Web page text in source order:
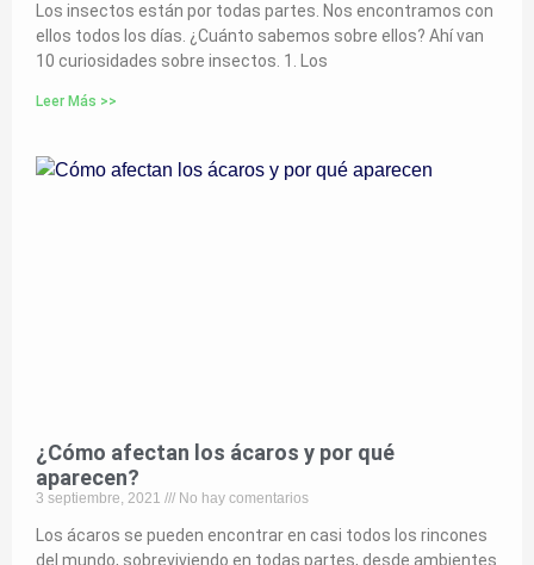
Los insectos están por todas partes. Nos encontramos con
ellos todos los días. ¿Cuánto sabemos sobre ellos? Ahí van
10 curiosidades sobre insectos. 1. Los
Leer Más >>
¿Cómo afectan los ácaros y por qué
aparecen?
3 septiembre, 2021 No hay comentarios
Los ácaros se pueden encontrar en casi todos los rincones
del mundo, sobreviviendo en todas partes, desde ambientes